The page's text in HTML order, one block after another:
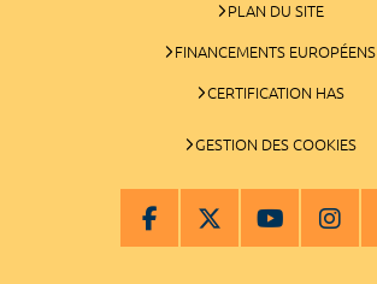
PLAN DU SITE
FINANCEMENTS EUROPÉENS
CERTIFICATION HAS
GESTION DES COOKIES